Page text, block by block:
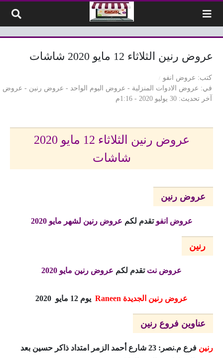
عروض رنين الثلاثاء 12 مايو 2020 شاشات
كتب
عروض انفو
في
عروض الادوات المنزلية - عروض اليوم الواحد - عروض رنين - عروض
آخر تحديث 30 يوليو 2020 - 1:16م
عروض رنين الثلاثاء 12 مايو 2020
شاشات
عروض رنين
عروض انفو تقدم لكم عروض رنين لشهر مايو 2020
رنين
عروض نت تقدم لكم عروض رنين مايو 2020
عروض رنين الجديدة Raneen يوم 12 مايو 2020
عناوين فروع رنين
رنين
فرع م.نصر: 23 شارع أحمد الزمر امتداد ذاكر حسين بعد